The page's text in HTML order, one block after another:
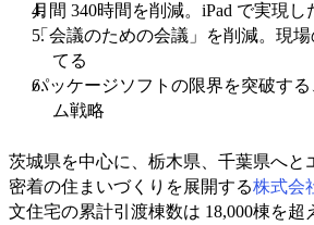
月間 340時間を削減。iPad で実現
「会議のための会議」を削減。現
てる
パッケージソフトの限界を突破す
ム戦略
茨城県を中心に、栃木県、千葉県へと
密着の住まいづくりを展開する株式会
文住宅の累計引渡棟数は 18,000棟を